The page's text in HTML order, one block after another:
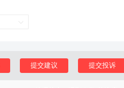
提交投诉
提交建议